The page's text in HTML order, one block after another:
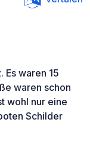
Es waren 15
waren schon
wohl nur eine
Schilder